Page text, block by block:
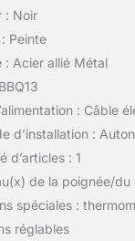
: Noir
Peinte
: Acier allié Métal
: Câble
d’installation :
d’articles : 1
de la poignée/du
spéciales :
réglables